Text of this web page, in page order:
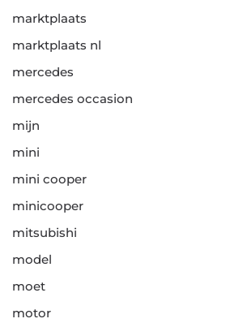
marktplaats
marktplaats nl
mercedes
mercedes occasion
mijn
mini
mini cooper
minicooper
mitsubishi
model
moet
motor